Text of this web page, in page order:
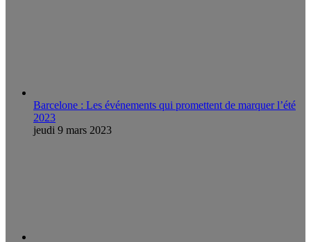
Barcelone : Les événements qui promettent de marquer l’été
2023
jeudi 9 mars 2023